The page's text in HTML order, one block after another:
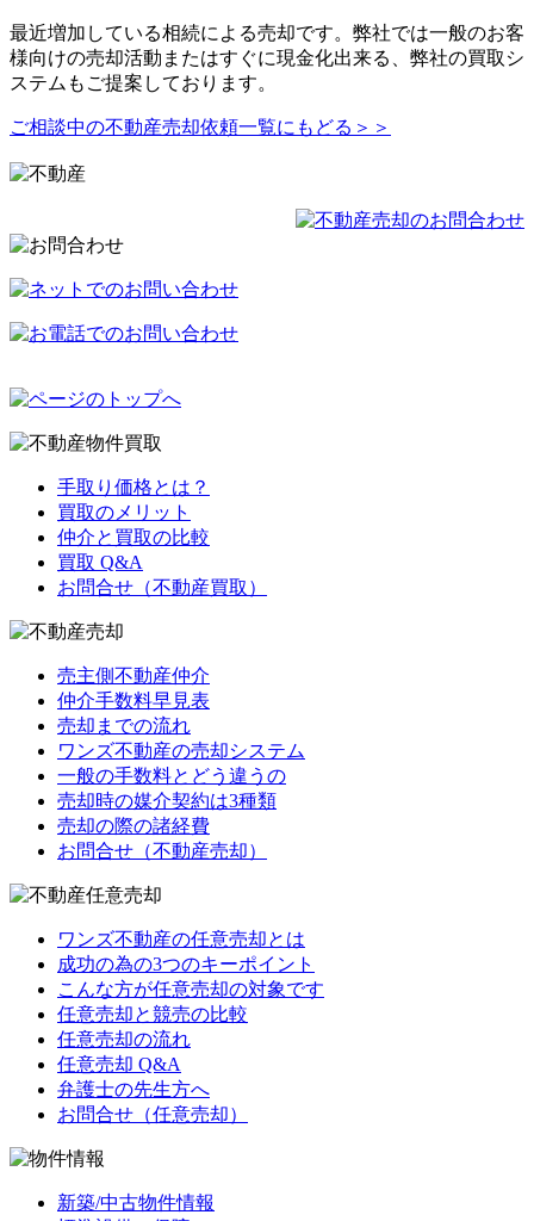
最近増加している相続による売却です。弊社では一般のお客
様向けの売却活動またはすぐに現金化出来る、弊社の買取シ
ステムもご提案しております。
ご相談中の不動産売却依頼一覧にもどる＞＞
手取り価格とは？
買取のメリット
仲介と買取の比較
買取 Q&A
お問合せ（不動産買取）
売主側不動産仲介
仲介手数料早見表
売却までの流れ
ワンズ不動産の売却システム
一般の手数料とどう違うの
売却時の媒介契約は3種類
売却の際の諸経費
お問合せ（不動産売却）
ワンズ不動産の任意売却とは
成功の為の3つのキーポイント
こんな方が任意売却の対象です
任意売却と競売の比較
任意売却の流れ
任意売却 Q&A
弁護士の先生方へ
お問合せ（任意売却）
新築/中古物件情報